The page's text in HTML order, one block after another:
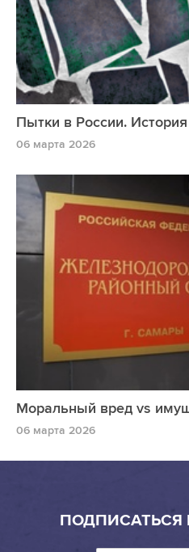
Пытки в России.
06 марта 2026
Моральный вред vs
06 марта 2026
ПОДПИСАТЬСЯ